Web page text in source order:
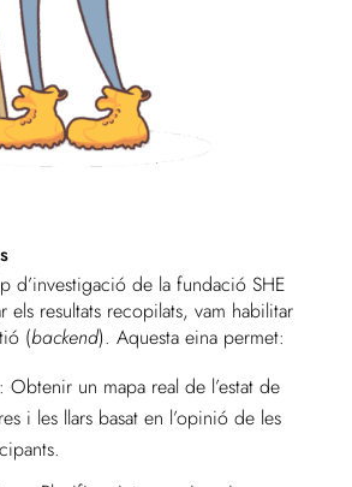
d’investigació de la fundació SHE
els resultats recopilats, vam habilitar
(backend). Aquesta eina permet:
Obtenir un mapa real de l’estat de
i les llars basat en l’opinió de les